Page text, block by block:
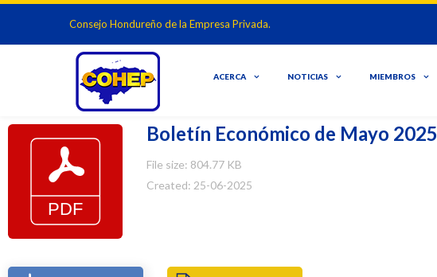
Consejo Hondureño de la Empresa Privada.
ACERCA NOTICIAS MIEMBROS
Boletín Económico de Mayo 2025
File size: 804.77 KB
Created: 25-06-2025